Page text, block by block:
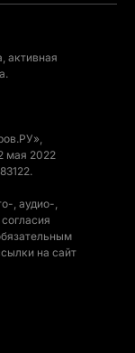
активная
мая 2022
, аудио-,
на сайт